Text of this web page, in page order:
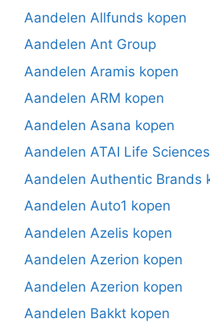
Aandelen Allfunds kopen
Aandelen Ant Group
Aandelen Aramis kopen
Aandelen ARM kopen
Aandelen Asana kopen
Aandelen ATAI Life
Aandelen Authentic Brands
Aandelen Auto1 kopen
Aandelen Azelis kopen
Aandelen Azerion kopen
Aandelen Azerion kopen
Aandelen Bakkt kopen